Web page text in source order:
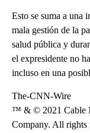
Esto se suma a una
mala gestión de la
salud pública y
el expresidente no
incluso en una
The-CNN-Wire
™ & © 2021 Cable
Company. All rights